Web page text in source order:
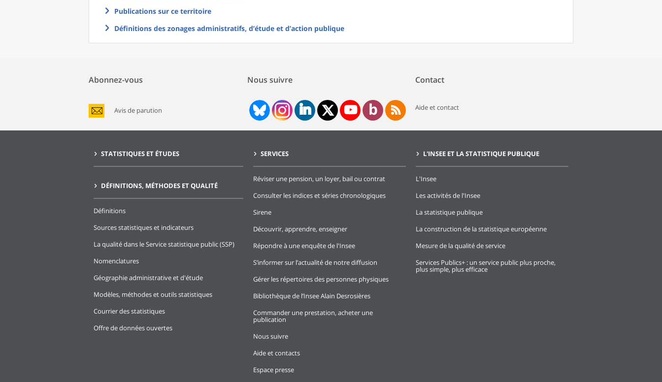
Publications sur ce territoire
Définitions des zonages administratifs, d’étude et d’action publique
Abonnez-vous
Avis de parution
Nous suivre Contact
Aide et contact
STATISTIQUES ET ÉTUDES
DÉFINITIONS, MÉTHODES ET QUALITÉ
Définitions
Sources statistiques et indicateurs
La qualité dans le Service statistique public (SSP)
Nomenclatures
Géographie administrative et d'étude
Modèles, méthodes et outils statistiques
Courrier des statistiques
Offre de données ouvertes
SERVICES
Réviser une pension, un loyer, bail ou contrat
Consulter les indices et séries chronologiques
Sirene
Découvrir, apprendre, enseigner
Répondre à une enquête de l'Insee
S’informer sur l’actualité de notre diffusion
Gérer les répertoires des personnes physiques
Bibliothèque de l’Insee Alain Desrosières
Commander une prestation, acheter une
publication
Nous suivre
Aide et contacts
Espace presse
L'INSEE ET LA STATISTIQUE PUBLIQUE
L'Insee
Les activités de l'Insee
La statistique publique
La construction de la statistique européenne
Mesure de la qualité de service
Services Publics+ : un service public plus proche,
plus simple, plus efficace